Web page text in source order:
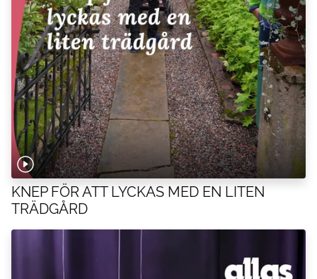
KNEP FÖR ATT LYCKAS MED EN LITEN
TRÄDGÅRD